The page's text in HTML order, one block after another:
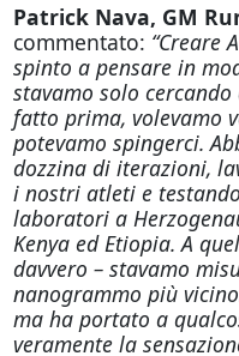
Patrick Nava, GM
commentato: “Creare
spinto a pensare in
stavamo solo
fatto prima, volevamo
potevamo spingerci.
dozzina di iterazioni,
i nostri atleti e
laboratori a
Kenya ed Etiopia. A
davvero – stavamo
nanogrammo più
ma ha portato a
veramente la